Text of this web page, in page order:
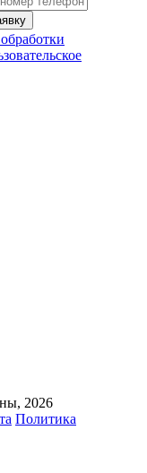
2026
Политика